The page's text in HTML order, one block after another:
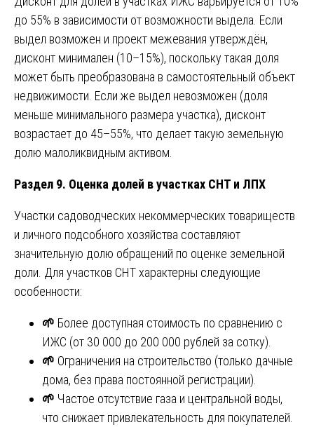
до 55% в зависимости от возможности выдела. Если
выдел возможен и проект межевания утверждён,
дисконт минимален (10–15%), поскольку такая доля
может быть преобразована в самостоятельный объект
недвижимости. Если же выдел невозможен (доля
меньше минимального размера участка), дисконт
возрастает до 45–55%, что делает такую земельную
долю малоликвидным активом.
Раздел 9. Оценка долей в участках СНТ и ЛПХ
Участки садоводческих некоммерческих товариществ
и личного подсобного хозяйства составляют
значительную долю обращений по оценке земельной
доли. Для участков СНТ характерны следующие
особенности:
🌱 Более доступная стоимость по сравнению с
ИЖС (от 30 000 до 200 000 рублей за сотку).
🌱 Ограничения на строительство (только дачные
дома, без права постоянной регистрации).
🌱 Частое отсутствие газа и центральной воды,
что снижает привлекательность для покупателей.